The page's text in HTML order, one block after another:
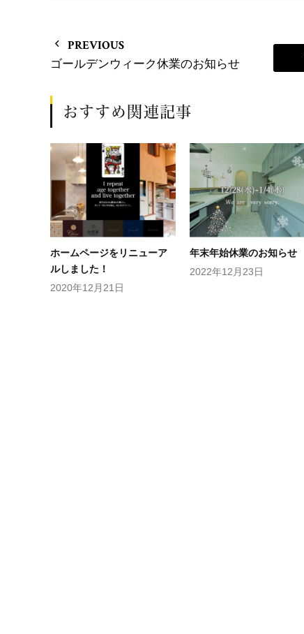
PREVIOUS
ゴールデンウィーク休業のお知らせ
おすすめ関連記事
ホームページをリニューア
ルしました！
2020年12月21日
年末年始休業のお知らせ
2022年12月23日